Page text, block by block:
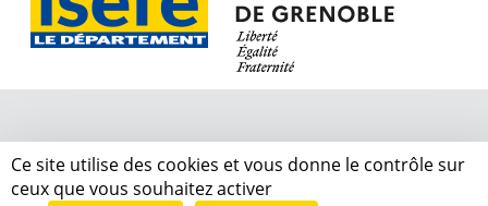
Ce site utilise des cookies et vous donne le contrôle sur
ceux que vous souhaitez activer